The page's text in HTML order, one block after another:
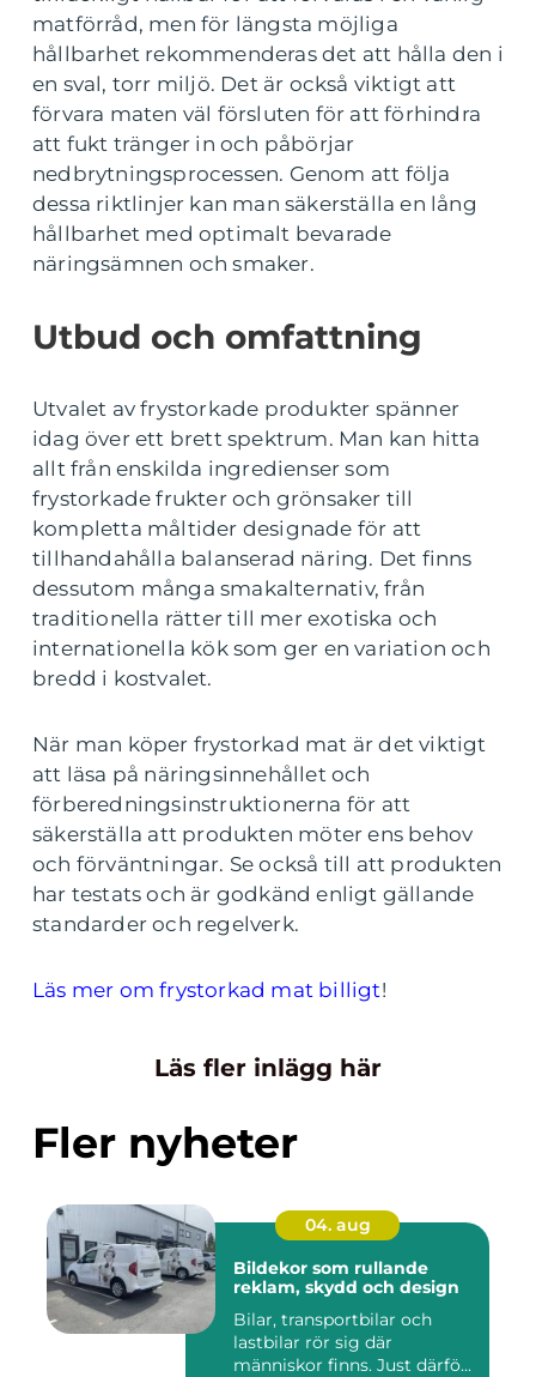
matförråd, men för längsta möjliga
hållbarhet rekommenderas det att hålla den i
en sval, torr miljö. Det är också viktigt att
förvara maten väl försluten för att förhindra
att fukt tränger in och påbörjar
nedbrytningsprocessen. Genom att följa
dessa riktlinjer kan man säkerställa en lång
hållbarhet med optimalt bevarade
näringsämnen och smaker.
Utbud och omfattning
Utvalet av frystorkade produkter spänner
idag över ett brett spektrum. Man kan hitta
allt från enskilda ingredienser som
frystorkade frukter och grönsaker till
kompletta måltider designade för att
tillhandahålla balanserad näring. Det finns
dessutom många smakalternativ, från
traditionella rätter till mer exotiska och
internationella kök som ger en variation och
bredd i kostvalet.
När man köper frystorkad mat är det viktigt
att läsa på näringsinnehållet och
förberedningsinstruktionerna för att
säkerställa att produkten möter ens behov
och förväntningar. Se också till att produkten
har testats och är godkänd enligt gällande
standarder och regelverk.
Läs mer om frystorkad mat billigt!
Läs fler inlägg här
Fler nyheter
04. aug
Bildekor som rullande
reklam, skydd och design
Bilar, transportbilar och
lastbilar rör sig där
människor finns. Just därfö...